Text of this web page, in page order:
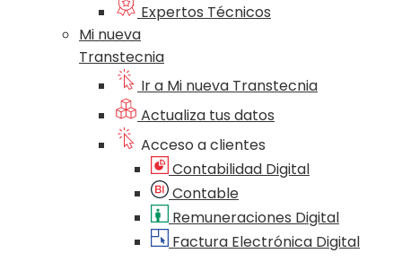
Expertos Técnicos
Mi nueva
Transtecnia
Ir a Mi nueva Transtecnia
Actualiza tus datos
Acceso a clientes
Contabilidad Digital
Contable
Remuneraciones Digital
Factura Electrónica Digital